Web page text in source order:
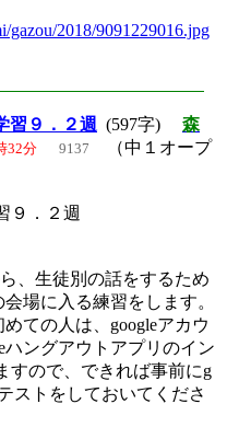
gazou/2018/9091229016.jpg
習９．２週 (597字) 森
32分 9137
（中１オープ
９．２週
、生徒別の話をするため
場に入る練習をします。
ての人は、googleアカウ
ハングアウトアプリのイン
すので、できれば事前にg
ストをしておいてくださ